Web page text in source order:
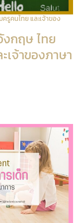
รูคนไทย และเจ้าของ
กฤษ ไทย
จ้าของภาษา